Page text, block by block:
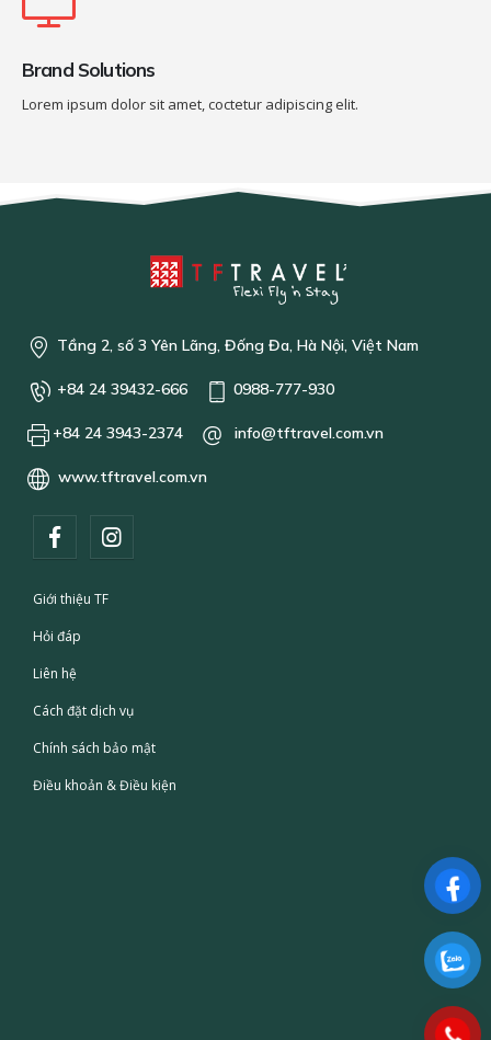
Brand Solutions
Lorem ipsum dolor sit amet, coctetur adipiscing elit.
Tầng 2, số 3 Yên Lãng, Đống Đa, Hà Nội, Việt Nam
+84 24 39432-666 0988-777-930
+84 24 3943-2374 info@tftravel.com.vn
www.tftravel.com.vn
Giới thiệu TF
Hỏi đáp
Liên hệ
Cách đặt dịch vụ
Chính sách bảo mật
Điều khoản & Điều kiện